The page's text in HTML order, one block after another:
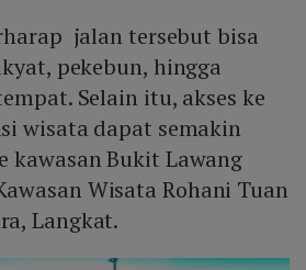
jalan tersebut bisa
pekebun, hingga
Selain itu, akses ke
wisata dapat semakin
kawasan Bukit Lawang
Wisata Rohani Tuan
Langkat.